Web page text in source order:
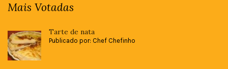
Mais Votadas
Tarte de nata
Publicado por: Chef Chefinho